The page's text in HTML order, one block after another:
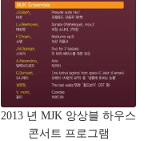
2013 년 MJK 앙상블 하우스
콘서트 프로그램